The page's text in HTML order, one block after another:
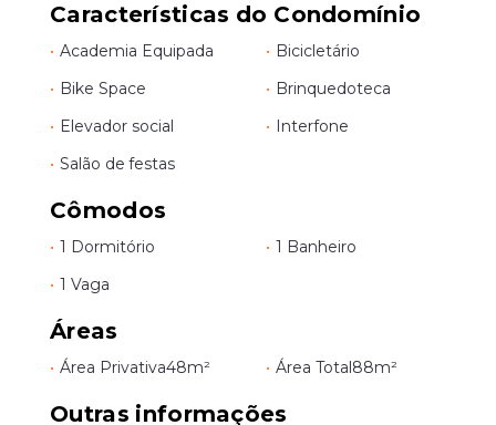
Características do Condomínio
• Academia Equipada • Bicicletário
• Bike Space • Brinquedoteca
• Elevador social • Interfone
• Salão de festas
Cômodos
• 1 Dormitório • 1 Banheiro
• 1 Vaga
Áreas
• Área Privativa48m² • Área Total88m²
Outras informações